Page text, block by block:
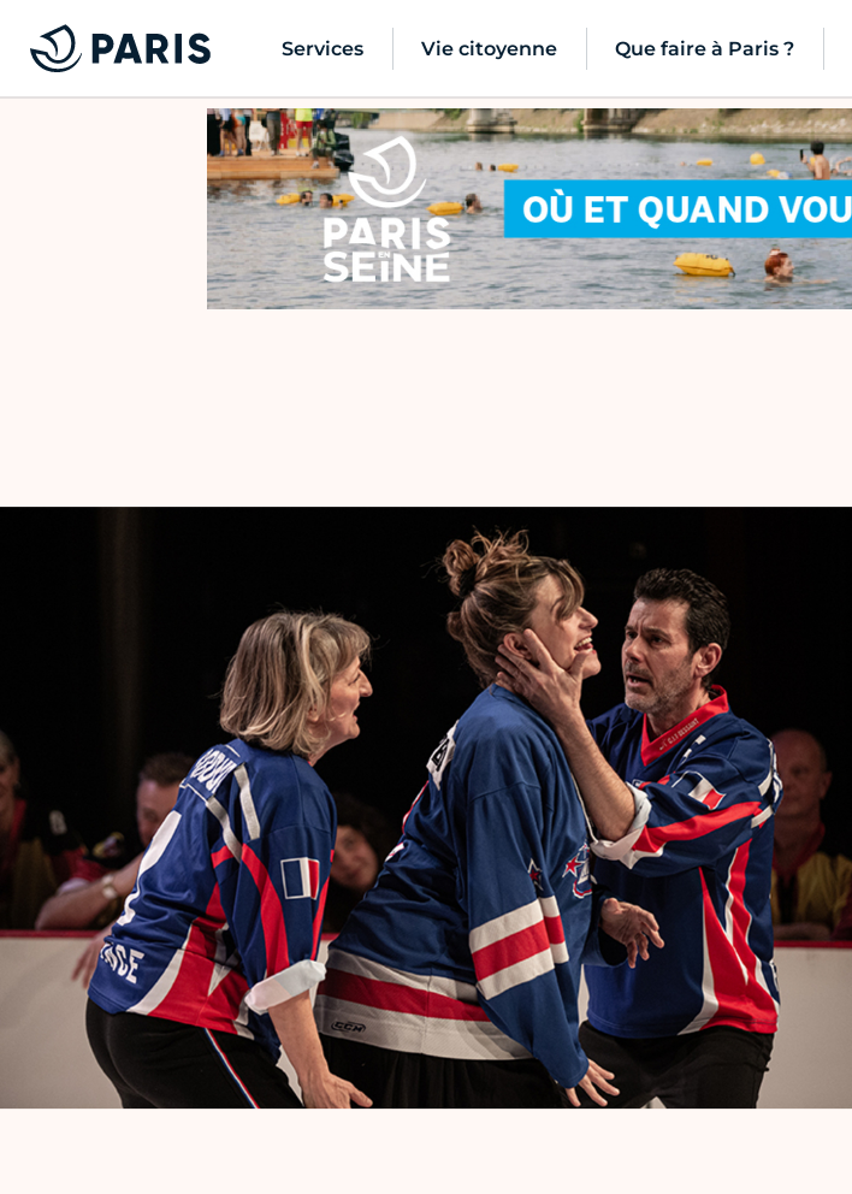
Services Vie citoyenne Que faire à Paris ?